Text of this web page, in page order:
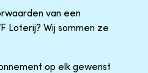
van een
Loterij? Wij sommen ze
op elk gewenst